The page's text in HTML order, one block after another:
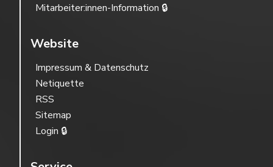
Mitarbeiter:innen-Information 🔒
Website
Impressum & Datenschutz
Netiquette
RSS
Sitemap
Login 🔒